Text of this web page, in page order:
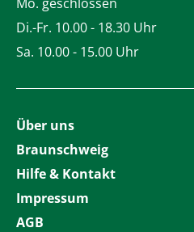
Di.-Fr. 10.00 - 18.30 Uhr
Sa. 10.00 - 15.00 Uhr
Über uns
Braunschweig
Hilfe & Kontakt
Impressum
AGB